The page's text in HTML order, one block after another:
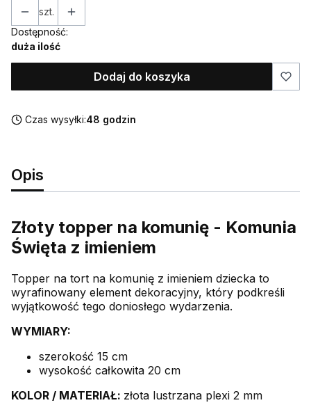
szt.
Dostępność:
duża ilość
Dodaj do koszyka
Czas wysyłki:48 godzin
Opis
Złoty topper na komunię - Komunia
Święta z imieniem
Topper na tort na komunię z imieniem dziecka to
wyrafinowany element dekoracyjny, który podkreśli
wyjątkowość tego doniosłego wydarzenia.
WYMIARY:
szerokość 15 cm
wysokość całkowita 20 cm
KOLOR / MATERIAŁ: złota lustrzana plexi 2 mm